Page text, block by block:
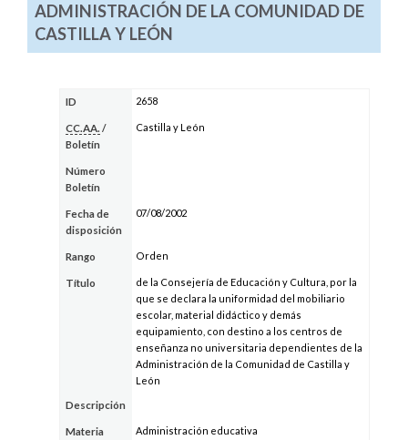
ADMINISTRACIÓN DE LA COMUNIDAD DE
CASTILLA Y LEÓN
ID 2658
CC.AA. /
Boletín
Castilla y León
Número
Boletín
Fecha de
disposición
07/08/2002
Rango Orden
Título
de la Consejería de Educación y Cultura, por la
que se declara la uniformidad del mobiliario
escolar, material didáctico y demás
equipamiento, con destino a los centros de
enseñanza no universitaria dependientes de la
Administración de la Comunidad de Castilla y
León
Descripción
Materia Administración educativa